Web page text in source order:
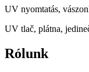
UV nyomtatás,
UV tlač, plátna,
Rólunk